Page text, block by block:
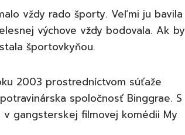
vždy rado športy. Veľmi ju bavila
výchove vždy bodovala. Ak by
športovkyňou.
2003 prostredníctvom súťaže
spoločnosť Binggrae. S
gangsterskej filmovej komédii My